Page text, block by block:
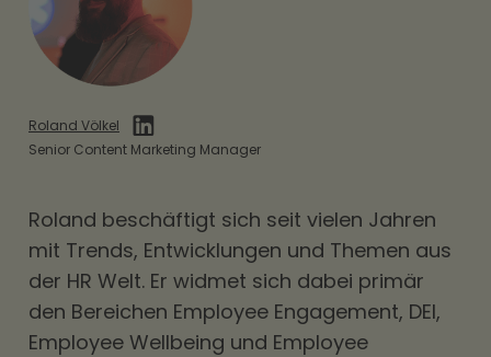
Roland Völkel
Senior Content Marketing Manager
Roland beschäftigt sich seit vielen Jahren
mit Trends, Entwicklungen und Themen aus
der HR Welt. Er widmet sich dabei primär
den Bereichen Employee Engagement, DEI,
Employee Wellbeing und Employee